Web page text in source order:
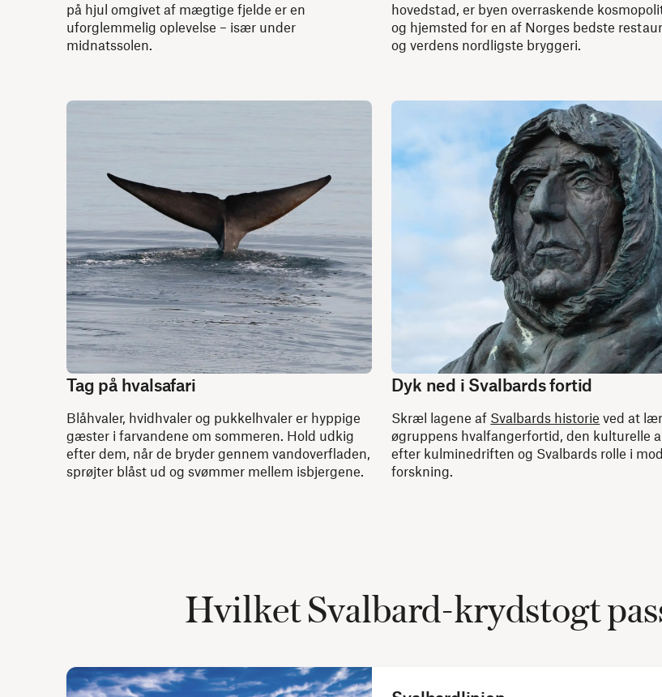
på hjul omgivet af mægtige fjelde er en
uforglemmelig oplevelse – især under
midnatssolen.
hovedstad, er byen overraskende
og hjemsted for en af Norges bedste
og verdens nordligste bryggeri.
Tag på hvalsafari
Blåhvaler, hvidhvaler og pukkelhvaler er hyppige
gæster i farvandene om sommeren. Hold udkig
efter dem, når de bryder gennem vandoverfladen,
sprøjter blåst ud og svømmer mellem isbjergene.
Dyk ned i Svalbards fortid
Skræl lagene af Svalbards historie ved at
øgruppens hvalfangerfortid, den kulturelle
efter kulminedriften og Svalbards rolle i
forskning.
Hvilket Svalbard-krydstogt